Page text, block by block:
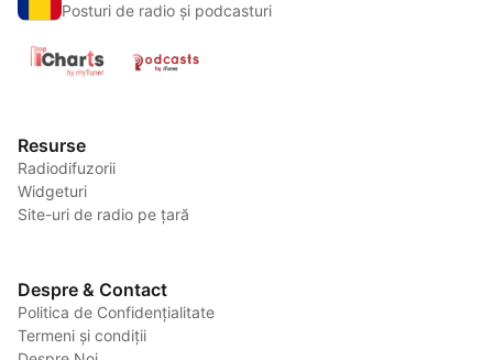
Posturi de radio și podcasturi
Resurse
Radiodifuzorii
Widgeturi
Site-uri de radio pe țară
Despre & Contact
Politica de Confidențialitate
Termeni și condiții